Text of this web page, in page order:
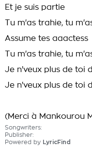
Et je suis partie
Tu m'as trahie, tu
Assume tes aaactess
Tu m'as trahie, tu
Je n'veux plus de toi
Je n'veux plus de toi
(Merci à Mankourou
Songwriters:
Publisher:
Powered by LyricFind